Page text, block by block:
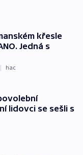
křesle
Jedná s
| hac
lidovci se sešli s